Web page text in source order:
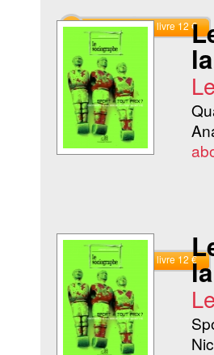
Commander le livre 12 €
Commander le livre 12 €